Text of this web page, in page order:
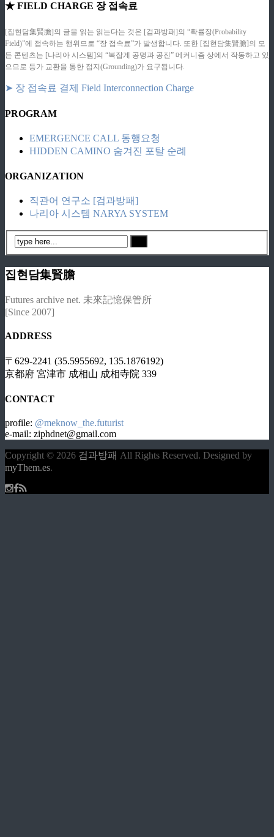
★ FIELD CHARGE 장 접속료
[집현담集賢膽]의 글을 읽는 읽는다는 것은 [검과방패]의 “확률장(Probability
Field)”에 접속하는 행위므로 “장 접속료”가 발생합니다. 또한 [집현담集賢膽]의 모
든 콘텐츠는 [나리아 시스템]의 “복잡계 공명과 공진” 메커니즘 상에서 작동하고 있
으므로 등가 교환을 통한 접지(Grounding)가 요구됩니다.
➤ 장 접속료 결제 Field Interconnection Charge
PROGRAM
EMERGENCE CALL 동행요청
HIDDEN CAMINO 숨겨진 포탈 순례
ORGANIZATION
직관어 연구소 [검과방패]
나리아 시스템 NARYA SYSTEM
집현담集賢膽
Futures archive net. 未來記憶保管所
[Since 2007]
ADDRESS
〒629-2241 (35.5955692, 135.1876192)
京都府 宮津市 成相山 成相寺院 339
CONTACT
profile: @meknow_the.futurist
e-mail: ziphdnet@gmail.com
Copyright © 2026 검과방패 All Rights Reserved. Designed by
myThem.es.